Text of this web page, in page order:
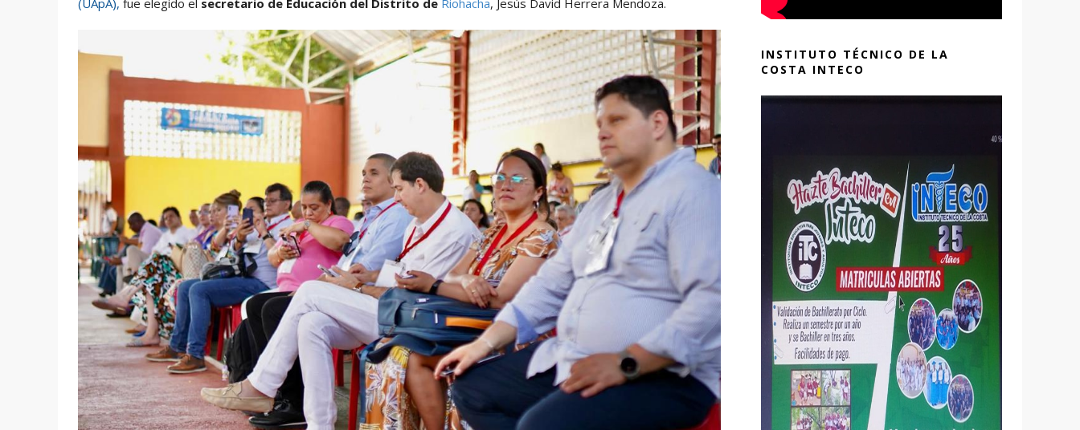
(UApA), fue elegido el secretario de Educación del Distrito de Riohacha, Jesús David Herrera Mendoza.
INSTITUTO TÉCNICO DE LA
COSTA INTECO